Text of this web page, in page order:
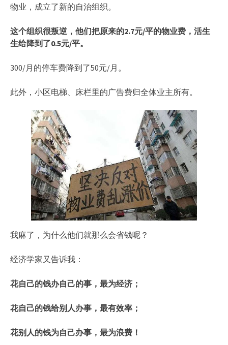
物业，成立了新的自治组织。
这个组织很叛逆，他们把原来的2.7元/平的物业费，活生
生给降到了0.5元/平。
300/月的停车费降到了50元/月。
此外，小区电梯、床栏里的广告费归全体业主所有。
我麻了，为什么他们就那么会省钱呢？
经济学家又告诉我：
花自己的钱办自己的事，最为经济；
花自己的钱给别人办事，最有效率；
花别人的钱为自己办事，最为浪费！